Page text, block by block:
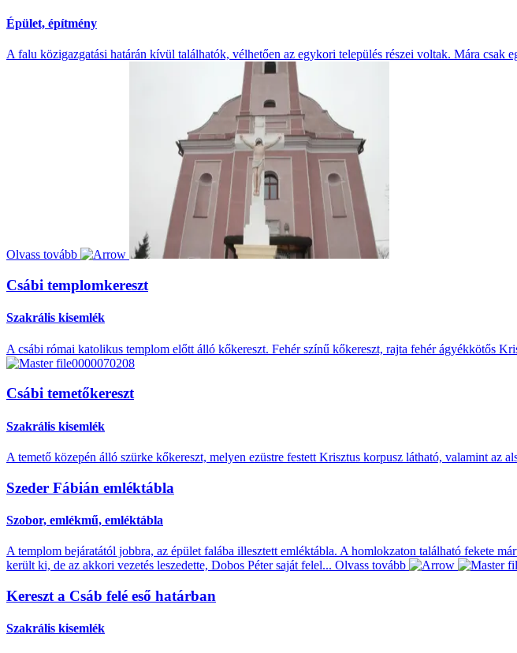
Épület, építmény
A falu közigazgatási határán kívül találhatók, vélhetően az egykori település részei voltak. Mára
Olvass tovább
Csábi templomkereszt
Szakrális kisemlék
A csábi római katolikus templom előtt álló kőkereszt. Fehér színű kőkereszt, rajta fehér ágyékkötős
Csábi temetőkereszt
Szakrális kisemlék
A temető közepén álló szürke kőkereszt, melyen ezüstre festett Krisztus korpusz látható, valamint az
Szeder Fábián emléktábla
Szobor, emlékmű, emléktábla
A templom bejáratától jobbra, az épület falába illesztett emléktábla. A homlokzaton található fekete
került ki, de az akkori vezetés leszedette, Dobos Péter saját felel... Olvass tovább
Kereszt a Csáb felé eső határban
Szakrális kisemlék